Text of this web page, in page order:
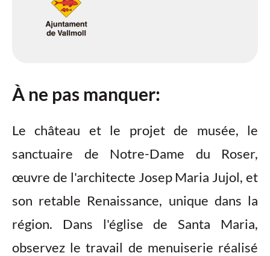
À ne pas manquer:
Le château et le projet de musée, le
sanctuaire de Notre-Dame du Roser,
œuvre de l'architecte Josep Maria Jujol, et
son retable Renaissance, unique dans la
région. Dans l'église de Santa Maria,
observez le travail de menuiserie réalisé